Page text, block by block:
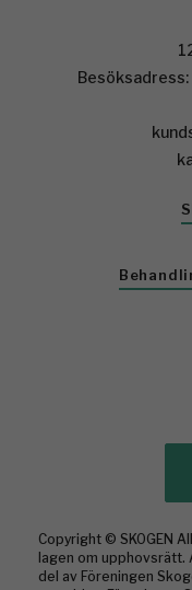
Copyright © SKOGEN
lagen om upphovsrätt.
del av Föreningen